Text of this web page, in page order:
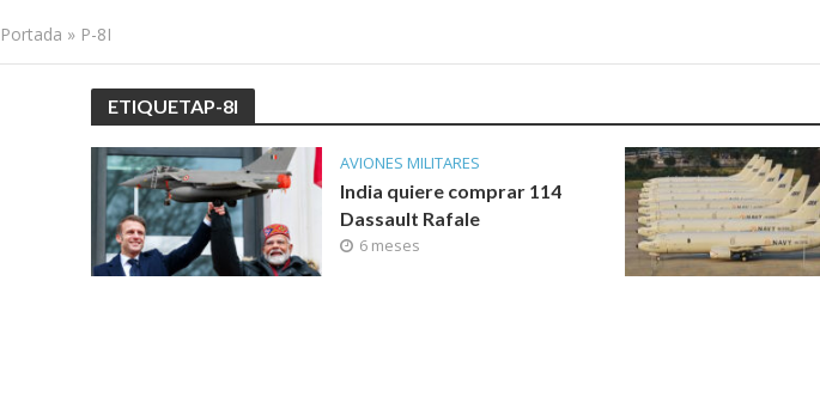
Portada » P-8I
ETIQUETAP-8I
AVIONES MILITARES
India quiere comprar 114
Dassault Rafale
6 meses